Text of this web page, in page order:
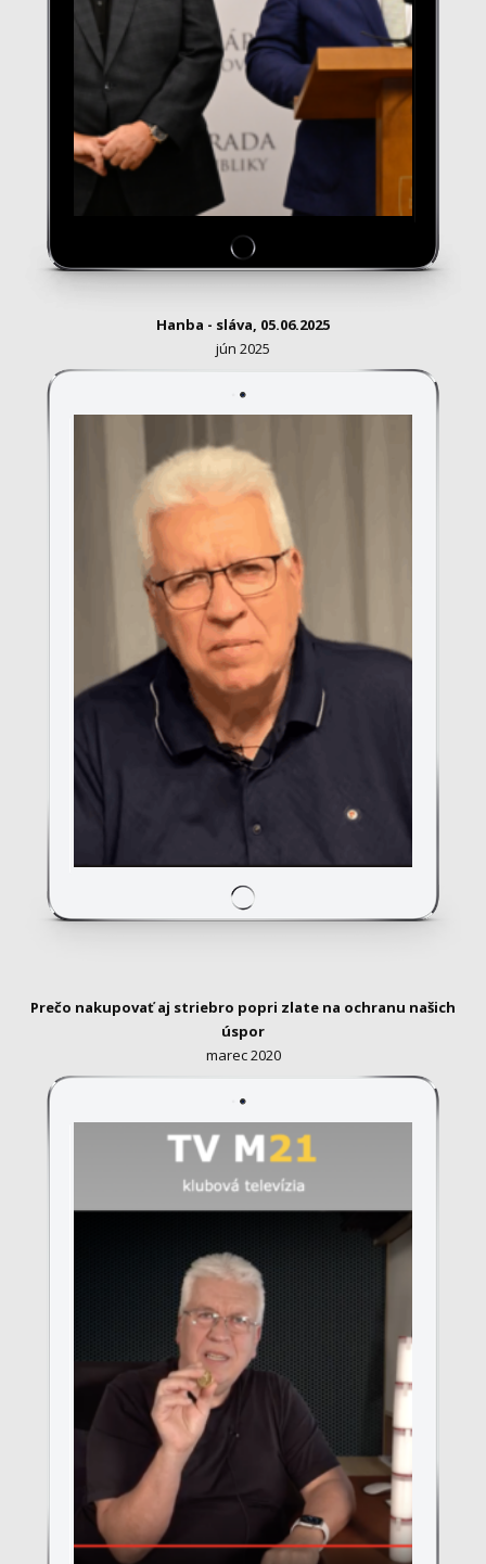
Hanba - sláva, 05.06.2025
jún 2025
Prečo nakupovať aj striebro popri zlate na ochranu našich
úspor
marec 2020